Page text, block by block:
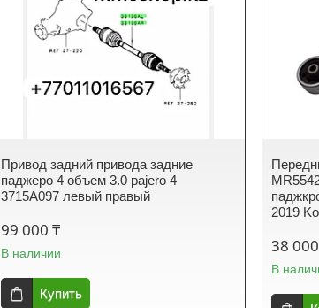
Привод задний привода задние
паджеро 4 объем 3.0 pajero 4
3715A097 левый правый
99 000 ₸
В наличии
Купить
2019
38
В